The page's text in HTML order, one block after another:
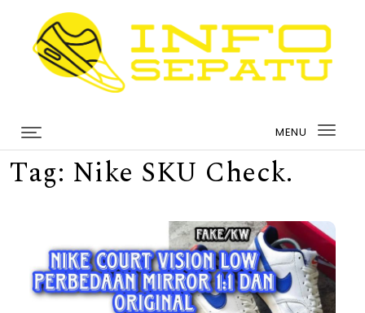
Skip to content
MENU
Tag: Nike SKU Check.